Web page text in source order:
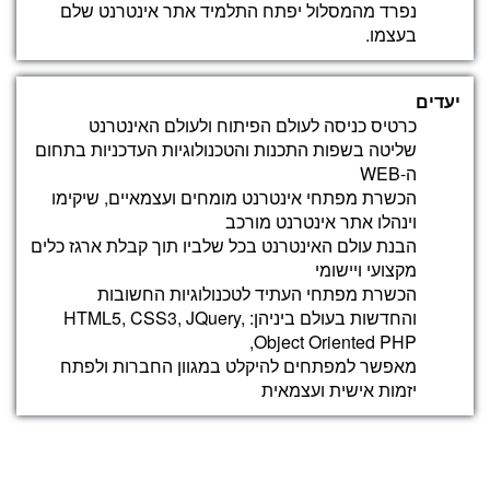
נפרד מהמסלול יפתח התלמיד אתר אינטרנט שלם
בעצמו.
יעדים
כרטיס כניסה לעולם הפיתוח ולעולם האינטרנט
שליטה בשפות התכנות והטכנולוגיות העדכניות בתחום
ה-WEB
הכשרת מפתחי אינטרנט מומחים ועצמאיים, שיקימו
וינהלו אתר אינטרנט מורכב
הבנת עולם האינטרנט בכל שלביו תוך קבלת ארגז כלים
מקצועי ויישומי
הכשרת מפתחי העתיד לטכנולוגיות החשובות
והחדשות בעולם ביניהן: HTML5, CSS3, JQuery,
Object Oriented PHP,
מאפשר למפתחים להיקלט במגוון החברות ולפתח
יזמות אישית ועצמאית
בעלת מגוון רב של אפשרויות ואפקטים לעיצוב גרפי
ולעיצוב באינטרנט
Class Work (build static website)
בניית אתר סטטי (ללא בסיס נתונים) ובדיקת התקדמות
Bootstrap
קבלה ושימוש
מערכת Grid
טכניקות CSS עם Bootstrap
טפסים וטבלאות גופנים וסמלים
בעזרת Bootstrap נהפוך את האתר לרספונסיבי
(מותאם לכל סוגי המכשירים - סלולר טאבלטים ניידים
ועוד)
JQuery